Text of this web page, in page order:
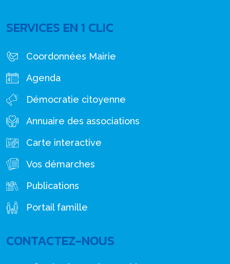
SERVICES EN 1 CLIC
Coordonnées Mairie
Agenda
Démocratie citoyenne
Annuaire des associations
Carte interactive
Vos démarches
Publications
Portail famille
CONTACTEZ-NOUS